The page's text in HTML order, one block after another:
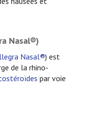
Nasal®)
Nasal®) est
de la rhino-
par voie